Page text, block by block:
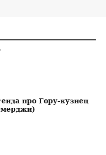
про Гору-кузнец